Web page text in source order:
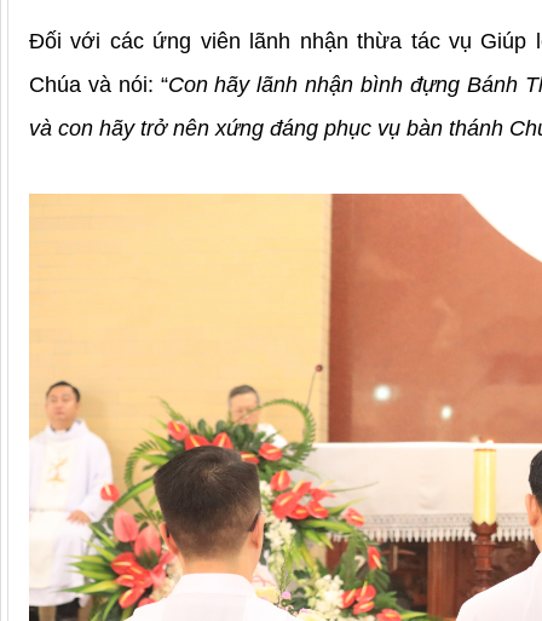
Đối với các ứng viên lãnh nhận thừa tác vụ Giúp
Chúa và nói: “Con hãy lãnh nhận bình đựng Bánh
và con hãy trở nên xứng đáng phục vụ bàn thánh